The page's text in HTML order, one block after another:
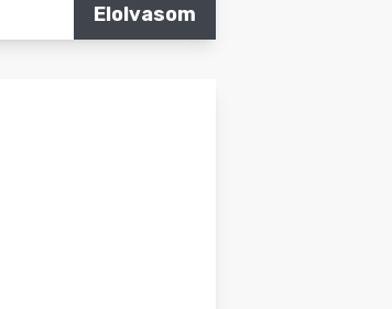
Elolvasom